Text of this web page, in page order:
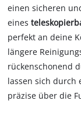
einen sicheren
eines
perfekt an deine
längere
rückenschonend
lassen sich durch
präzise über die